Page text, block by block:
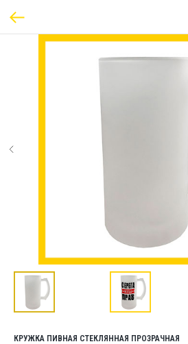
КРУЖКА ПИВНАЯ СТЕКЛЯННАЯ ПРОЗРАЧНАЯ